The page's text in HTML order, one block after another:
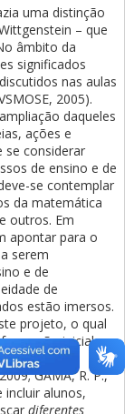
uma distinção
– que
âmbito da
significados
nas aulas
2005).
daqueles
ações e
se considerar
de ensino e de
se contemplar
da matemática
outros. Em
apontar para o
serem
e de
de
estão imersos.
projeto, o qual
inicial e
GAMA, R. P.,
incluir alunos,
diferentes